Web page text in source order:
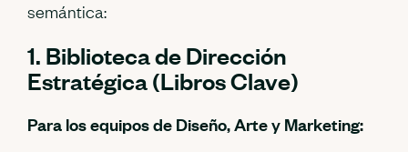
semántica:
1. Biblioteca de Dirección
Estratégica (Libros Clave)
Para los equipos de Diseño, Arte y Marketing: